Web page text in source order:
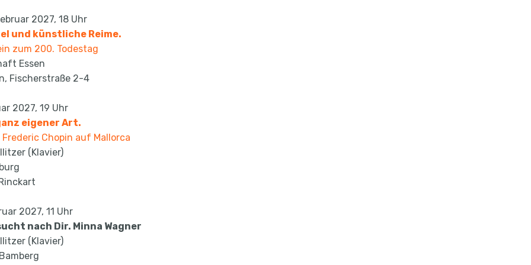
2027, 18 Uhr
und künstliche Reime.
zum 200. Todestag
Essen
Fischerstraße 2-4
2027, 19 Uhr
eigener Art.
Chopin auf Mallorca
(Klavier)
2027, 11 Uhr
nach Dir. Minna Wagner
(Klavier)